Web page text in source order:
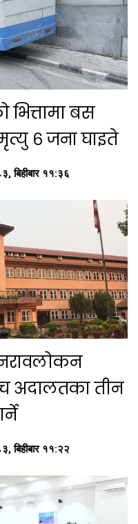
भित्तामा बस
६ जना घाइते
बिहीबार ११:३६
अदालतका तीन
बिहीबार ११:२२